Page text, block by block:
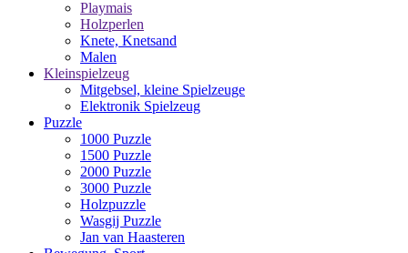
Playmais
Holzperlen
Knete, Knetsand
Malen
Kleinspielzeug
Mitgebsel, kleine Spielzeuge
Elektronik Spielzeug
Puzzle
1000 Puzzle
1500 Puzzle
2000 Puzzle
3000 Puzzle
Holzpuzzle
Wasgij Puzzle
Jan van Haasteren